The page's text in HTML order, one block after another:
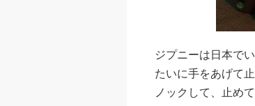
ジプニーは日本で
たいに手をあげて
ノックして、止め